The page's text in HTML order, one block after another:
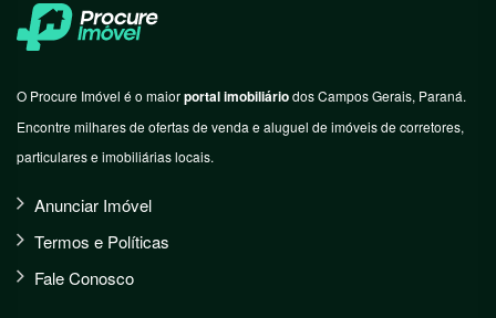
O Procure Imóvel é o maiorportal imobiliáriodos Campos Gerais, Paraná.
Encontre milhares de ofertas de venda e aluguel de imóveis de corretores,
particulares e imobiliárias locais.
Anunciar Imóvel
Termos e Políticas
Fale Conosco